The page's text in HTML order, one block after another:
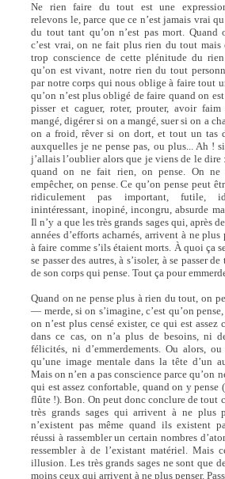
Ne rien faire du tout est une expression
relevons le, parce que ce n’est jamais vrai
du tout tant qu’on n’est pas mort. Quand
c’est vrai, on ne fait plus rien du tout mais
trop conscience de cette plénitude du
qu’on est vivant, notre rien du tout
par notre corps qui nous oblige à faire tout
qu’on n’est plus obligé de faire quand on
pisser et caguer, roter, prouter, avoir
mangé, digérer si on a mangé, suer si on a
on a froid, rêver si on dort, et tout un tas
auxquelles je ne pense pas, ou plus... Ah !
j’allais l’oublier alors que je viens de le dire
quand on ne fait rien, on pense. On ne
empêcher, on pense. Ce qu’on pense peut
ridiculement pas important, futile,
inintéressant, inopiné, incongru, absurde
Il n’y a que les très grands sages qui, après
années d’efforts acharnés, arrivent à ne
à faire comme s’ils étaient morts. À quoi ça
se passer des autres, à s’isoler, à se passer
de son corps qui pense. Tout ça pour
Quand on ne pense plus à rien du tout, on
— merde, si on s’imagine, c’est qu’on
on n’est plus censé exister, ce qui est assez
dans ce cas, on n’a plus de besoins, ni
félicités, ni d’emmerdements. Ou alors,
qu’une image mentale dans la tête d’un
Mais on n’en a pas conscience parce qu’on
qui est assez confortable, quand on y pense
flûte !). Bon. On peut donc conclure de tout
très grands sages qui arrivent à ne plus
n’existent pas même quand ils existent
réussi à rassembler un certain nombres
ressembler à de l’existant matériel. Mais
illusion. Les très grands sages ne sont que
moins ceux qui arrivent à ne plus penser.